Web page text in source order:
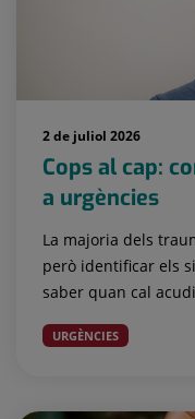
2 de juliol 2026
Cops al cap:
a urgències
La majoria dels
però identificar els
saber quan cal
URGÈNCIES